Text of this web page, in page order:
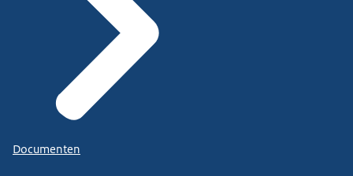
Documenten